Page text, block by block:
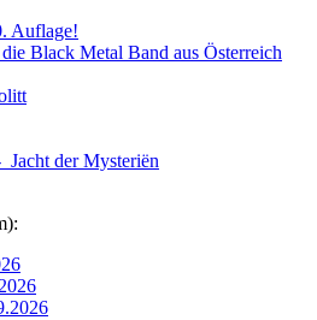
Auflage!
Black Metal Band aus Österreich
Jacht der Mysteriën